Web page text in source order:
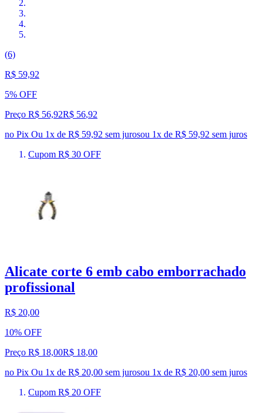
(6)
R$ 59,92
5% OFF
Preço R$ 56,92R$ 56,92
no Pix Ou 1x de R$ 59,92 sem jurosou 1x de R$ 59,92 sem juros
Cupom R$ 30 OFF
Alicate corte 6 emb cabo emborrachado
profissional
R$ 20,00
10% OFF
Preço R$ 18,00R$ 18,00
no Pix Ou 1x de R$ 20,00 sem jurosou 1x de R$ 20,00 sem juros
Cupom R$ 20 OFF